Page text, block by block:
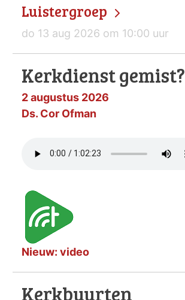
Luistergroep
do 13 aug 2026 om 10:00 uur
Kerkdienst gemist?
2 augustus 2026
Ds. Cor Ofman
Nieuw: video
Kerkbuurten